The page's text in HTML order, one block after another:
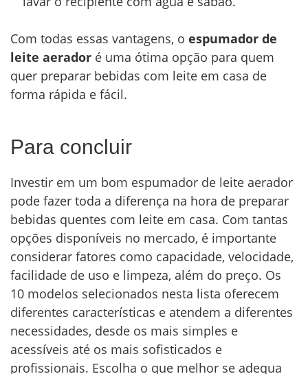
Com todas essas vantagens, o espumador de
leite aerador é uma ótima opção para quem
quer preparar bebidas com leite em casa de
forma rápida e fácil.
Para concluir
Investir em um bom espumador de leite aerador
pode fazer toda a diferença na hora de preparar
bebidas quentes com leite em casa. Com tantas
opções disponíveis no mercado, é importante
considerar fatores como capacidade, velocidade,
facilidade de uso e limpeza, além do preço. Os
10 modelos selecionados nesta lista oferecem
diferentes características e atendem a diferentes
necessidades, desde os mais simples e
acessíveis até os mais sofisticados e
profissionais. Escolha o que melhor se adequa